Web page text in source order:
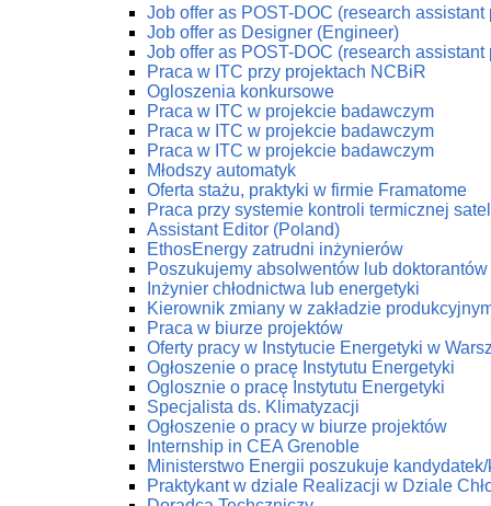
Job offer as POST-DOC (research assistant
Job offer as Designer (Engineer)
Job offer as POST-DOC (research assistant
Praca w ITC przy projektach NCBiR
Ogloszenia konkursowe
Praca w ITC w projekcie badawczym
Praca w ITC w projekcie badawczym
Praca w ITC w projekcie badawczym
Młodszy automatyk
Oferta stażu, praktyki w firmie Framatome
Praca przy systemie kontroli termicznej
Assistant Editor (Poland)
EthosEnergy zatrudni inżynierów
Poszukujemy absolwentów lub
Inżynier chłodnictwa lub energetyki
Kierownik zmiany w zakładzie
Praca w biurze projektów
Oferty pracy w Instytucie Energetyki w
Ogłoszenie o pracę Instytutu Energetyki
Oglosznie o pracę Instytutu Energetyki
Specjalista ds. Klimatyzacji
Ogłoszenie o pracy w biurze projektów
Internship in CEA Grenoble
Ministerstwo Energii poszukuje
Praktykant w dziale Realizacji w Dziale